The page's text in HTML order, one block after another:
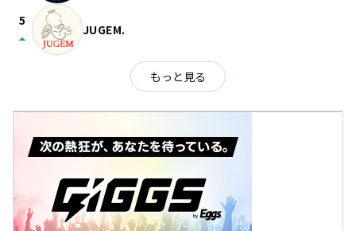
5
arrow_drop_up JUGEM.
もっと見る